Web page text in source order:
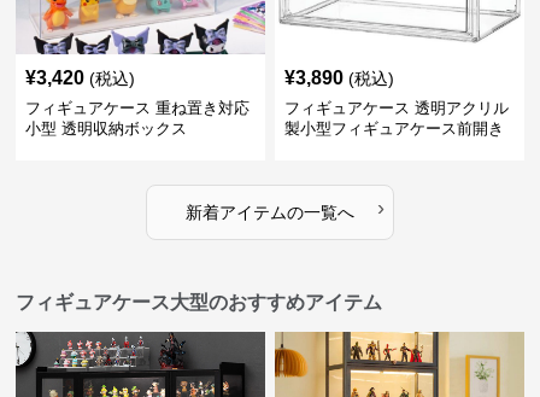
¥3,420 (税込)
フィギュアケース 重ね置き対応
小型 透明収納ボックス
¥3,890 (税込)
フィギュアケース 透明アクリル
製小型フィギュアケース前開き
新着アイテムの一覧へ ›
フィギュアケース大型のおすすめアイテム